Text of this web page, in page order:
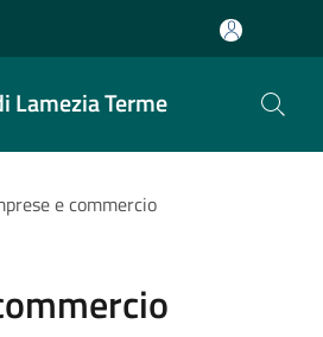
Lamezia Terme
e commercio